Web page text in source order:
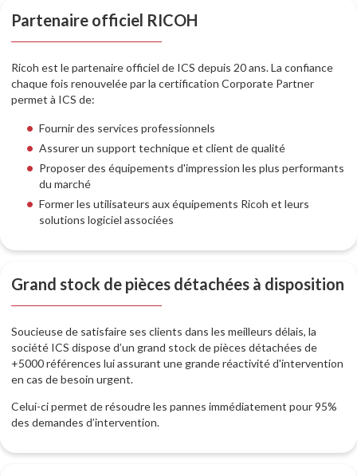
Partenaire officiel RICOH
Ricoh est le partenaire officiel de ICS depuis 20 ans. La confiance
chaque fois renouvelée par la certification Corporate Partner
permet à ICS de:
Fournir des services professionnels
Assurer un support technique et client de qualité
Proposer des équipements d'impression les plus performants
du marché
Former les utilisateurs aux équipements Ricoh et leurs
solutions logiciel associées
Grand stock de pièces détachées à disposition
Soucieuse de satisfaire ses clients dans les meilleurs délais, la
société ICS dispose d’un grand stock de pièces détachées de
+5000 références lui assurant une grande réactivité d'intervention
en cas de besoin urgent.
Celui-ci permet de résoudre les pannes immédiatement pour 95%
des demandes d’intervention.